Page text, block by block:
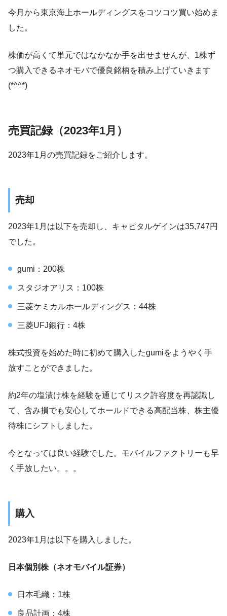
今月から東京海上ホールディングスをコツコツ買い始めま
した。
株価が高くて単元ではなかなか手を出せませんが、1株ず
つ購入できるネオモバで優良銘柄を積み上げていきます
(*^^*)
売買記録（2023年1月）
2023年1月の売買記録をご紹介します。
売却
2023年1月は以下を売却し、キャピタルゲインは35,747円
でした。
gumi：200株
スタジオアリス：100株
三菱ケミカルホールディングス：44株
三菱UFJ銀行：4株
株式投資を始めた時に初めて購入したgumiをようやく手
放すことができました。
約2年の塩漬け株を経験を通じてリスク許容度を再認識し
て、含み損でも安心してホールドできる高配当株、株主優
待株にシフトしました。
今となっては良い経験でした。モバイルファクトリーも早
く手放したい。。。
購入
2023年1月は以下を購入しました。
日本個別株（ネオモバイル証券）
日本毛織：1株
良品計画：4株